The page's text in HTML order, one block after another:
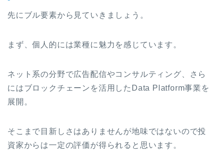
先にブル要素から見ていきましょう。
まず、個人的には業種に魅力を感じています。
ネット系の分野で広告配信やコンサルティング、さら
にはブロックチェーンを活用したData Platform事業を
展開。
そこまで目新しさはありませんが地味ではないので投
資家からは一定の評価が得られると思います。